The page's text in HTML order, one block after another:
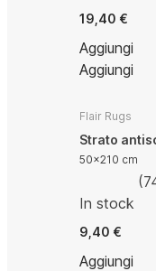
19,40 €
Aggiungi
Aggiungi
Flair Rugs
Strato
50x210 cm
(
In stock
9,40 €
Aggiungi